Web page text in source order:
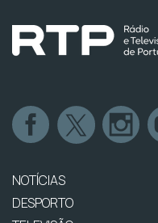
NOTÍCIAS
DESPORTO